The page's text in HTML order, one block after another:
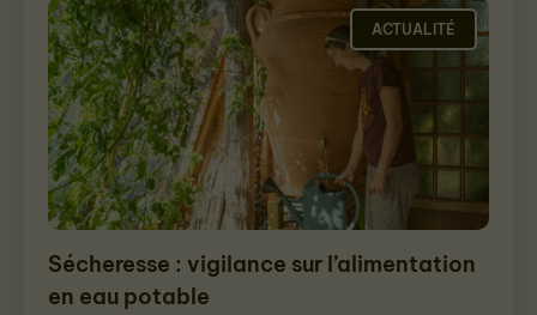
Sécheresse : vigilance sur l’alimentation
en eau potable
ACTUALITÉ